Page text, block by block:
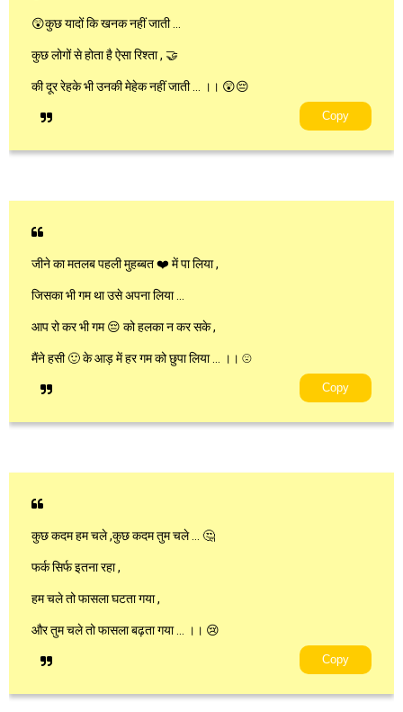
😲कुछ यादों कि खनक नहीं जाती …
कुछ लोगों से होता है ऐसा रिश्ता , 🤝
की दूर रेहके भी उनकी मेहेक नहीं जाती … ।। 😲😔
Copy
जीने का मतलब पहली मुहब्बत ❤️ में पा लिया ,
जिसका भी गम था उसे अपना लिया …
आप रो कर भी गम 😔 को हलका न कर सके ,
मैंने हसी 🙂 के आड़ में हर गम को छुपा लिया … ।। ☹️
Copy
कुछ कदम हम चले ,कुछ कदम तुम चले … 🤔
फर्क सिर्फ इतना रहा ,
हम चले तो फासला घटता गया ,
और तुम चले तो फासला बढ़ता गया … ।। 😢
Copy